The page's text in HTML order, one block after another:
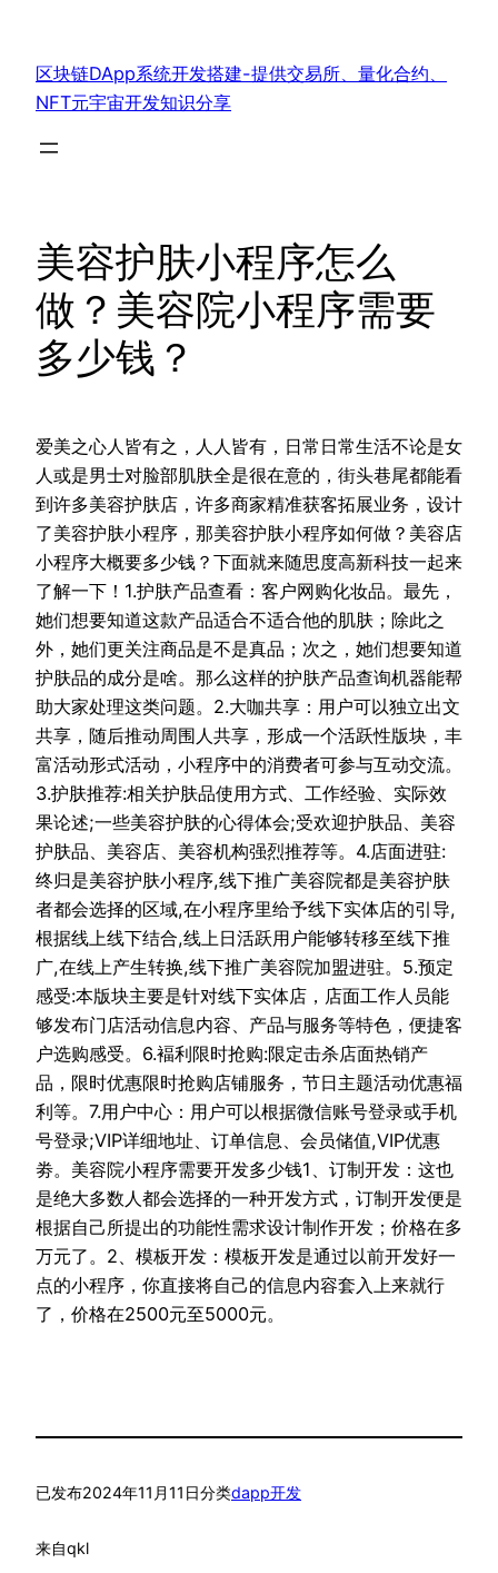
区块链DApp系统开发搭建-提供交易所、量化合约、
NFT元宇宙开发知识分享
美容护肤小程序怎么
做？美容院小程序需要
多少钱？
爱美之心人皆有之，人人皆有，日常日常生活不论是女
人或是男士对脸部肌肤全是很在意的，街头巷尾都能看
到许多美容护肤店，许多商家精准获客拓展业务，设计
了美容护肤小程序，那美容护肤小程序如何做？美容店
小程序大概要多少钱？下面就来随思度高新科技一起来
了解一下！1.护肤产品查看：客户网购化妆品。最先，
她们想要知道这款产品适合不适合他的肌肤；除此之
外，她们更关注商品是不是真品；次之，她们想要知道
护肤品的成分是啥。那么这样的护肤产品查询机器能帮
助大家处理这类问题。2.大咖共享：用户可以独立出文
共享，随后推动周围人共享，形成一个活跃性版块，丰
富活动形式活动，小程序中的消费者可参与互动交流。
3.护肤推荐:相关护肤品使用方式、工作经验、实际效
果论述;一些美容护肤的心得体会;受欢迎护肤品、美容
护肤品、美容店、美容机构强烈推荐等。4.店面进驻:
终归是美容护肤小程序,线下推广美容院都是美容护肤
者都会选择的区域,在小程序里给予线下实体店的引导,
根据线上线下结合,线上日活跃用户能够转移至线下推
广,在线上产生转换,线下推广美容院加盟进驻。5.预定
感受:本版块主要是针对线下实体店，店面工作人员能
够发布门店活动信息内容、产品与服务等特色，便捷客
户选购感受。6.褔利限时抢购:限定击杀店面热销产
品，限时优惠限时抢购店铺服务，节日主题活动优惠福
利等。7.用户中心：用户可以根据微信账号登录或手机
号登录;VIP详细地址、订单信息、会员储值,VIP优惠
劵。美容院小程序需要开发多少钱1、订制开发：这也
是绝大多数人都会选择的一种开发方式，订制开发便是
根据自己所提出的功能性需求设计制作开发；价格在多
万元了。2、模板开发：模板开发是通过以前开发好一
点的小程序，你直接将自己的信息内容套入上来就行
了，价格在2500元至5000元。
已发布2024年11月11日分类dapp开发
来自qkl